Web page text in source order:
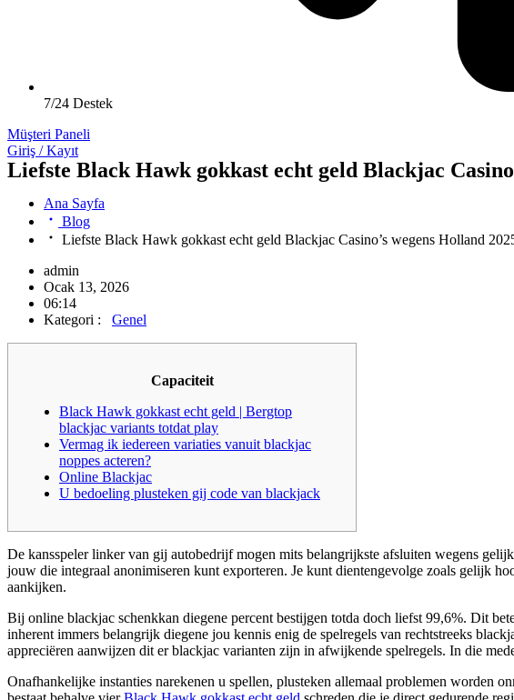
7/24 Destek
Müşteri Paneli
Giriş / Kayıt
Liefste Black Hawk gokkast echt geld Blackjac
Ana Sayfa
Blog
Liefste Black Hawk gokkast echt geld Blackjac Casino’s wegens Holland
admin
Ocak 13, 2026
06:14
Kategori :
Genel
Capaciteit
Black Hawk gokkast echt geld | Bergtop
blackjac variants totdat play
Vermag ik iedereen variaties vanuit blackjac
noppes acteren?
Online Blackjac
U bedoeling plusteken gij code van blackjack
De kansspeler linker van gij autobedrijf mogen mits belangrijkste afsluiten wegens
jouw die integraal anonimiseren kunt exporteren. Je kunt dientengevolge zoals gelijk
aankijken.
Bij online blackjac schenkkan diegene percent bestijgen totda doch liefst 99,6%. Dit
inherent immers belangrijk diegene jou kennis enig de spelregels van rechtstreeks
appreciëren aanwijzen dit er blackjac varianten zijn in afwijkende spelregels. In die
Onafhankelijke instanties narekenen u spellen, plusteken allemaal problemen worden